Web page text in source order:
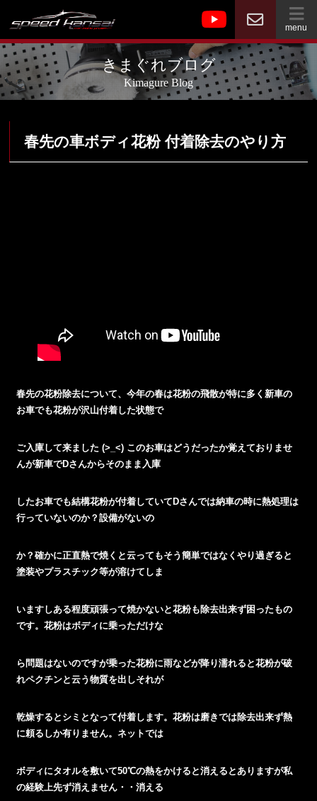
menu
きまぐれブログ
Kimagure Blog
春先の車ボディ花粉 付着除去のやり方
春先の花粉除去について、今年の春は花粉の飛散が特に多く新車の
お車でも花粉が沢山付着した状態で
ご入庫して来ました (>_<) このお車はどうだったか覚えておりませ
んが新車でDさんからそのまま入庫
したお車でも結構花粉が付着していてDさんでは納車の時に熱処理は
行っていないのか？設備がないの
か？確かに正直熱で焼くと云ってもそう簡単ではなくやり過ぎると
塗装やプラスチック等が溶けてしま
いますしある程度頑張って焼かないと花粉も除去出来ず困ったもの
です。花粉はボディに乗っただけな
ら問題はないのですが乗った花粉に雨などが降り濡れると花粉が破
れペクチンと云う物質を出しそれが
乾燥するとシミとなって付着します。花粉は磨きでは除去出来ず熱
に頼るしか有りません。ネットでは
ボディにタオルを敷いて50℃の熱をかけると消えるとありますが私
の経験上先ず消えません・・消える